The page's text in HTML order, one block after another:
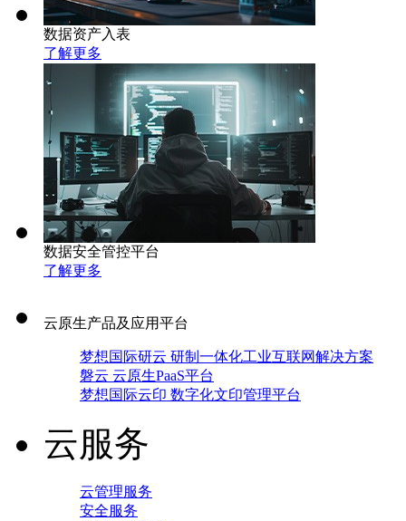
数据资产入表
了解更多
数据安全管控平台
了解更多
云原生产品及应用平台
梦想国际研云 研制一体化工业互联网解决方案
磐云 云原生PaaS平台
梦想国际云印 数字化文印管理平台
云服务
云管理服务
安全服务